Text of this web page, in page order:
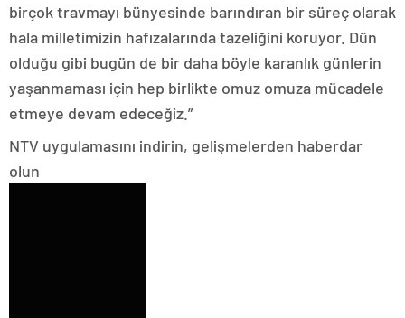
birçok travmayı bünyesinde barındıran bir süreç olarak
hala milletimizin hafızalarında tazeliğini koruyor. Dün
olduğu gibi bugün de bir daha böyle karanlık günlerin
yaşanmaması için hep birlikte omuz omuza mücadele
etmeye devam edeceğiz.”
NTV uygulamasını indirin, gelişmelerden haberdar
olun